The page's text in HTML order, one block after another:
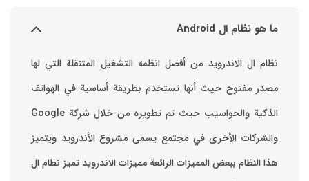
ما هو نظام ال Android
نظام ال الاندرويد من أفضل انظمه التشغيل المتنقلة التي لها
مصدر مفتوح حيث أنها تستخدم بطريقة أساسية في الهواتف
والشركات الأخرى في مجتمع يسمى مشروع الأندرويد ويتميز
هذا النظام ببعض المميزات الرائعة ‏مميزات الاندرويد ‏تميز نظام ال